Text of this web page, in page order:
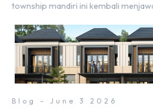
township mandiri ini kembali
lewat kehadiran Wander Alley Walk.
City ini datang dengan keunggulan
sangat strategis. Letaknya
dua pusat pergerakan massa […]
Blog - June 3 2026